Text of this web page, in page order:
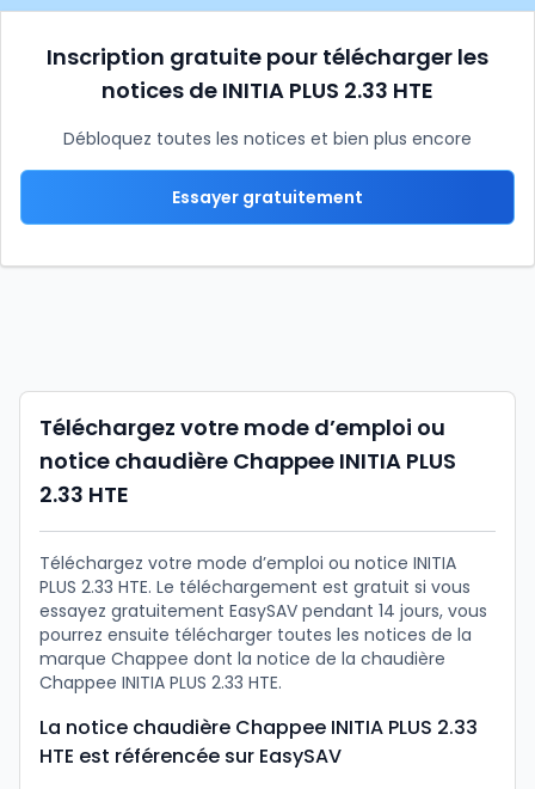
Inscription gratuite pour télécharger les
notices de INITIA PLUS 2.33 HTE
Débloquez toutes les notices et bien plus encore
Essayer gratuitement
Téléchargez votre mode d’emploi ou
notice chaudière Chappee INITIA PLUS
2.33 HTE
Téléchargez votre mode d’emploi ou notice INITIA
PLUS 2.33 HTE. Le téléchargement est gratuit si vous
essayez gratuitement EasySAV pendant 14 jours, vous
pourrez ensuite télécharger toutes les notices de la
marque Chappee dont la notice de la chaudière
Chappee INITIA PLUS 2.33 HTE.
La notice chaudière Chappee INITIA PLUS 2.33
HTE est référencée sur EasySAV